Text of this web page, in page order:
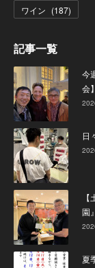
ワイン (187)
記事一覧
今
会
日
園
夏